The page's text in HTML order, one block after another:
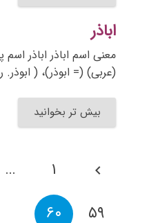
اباذر
معنی اسم اباذر اباذر
(عربی) (= ابوذر)، (
بیش تر بخوانید
۱ …
۵۹
۶۰